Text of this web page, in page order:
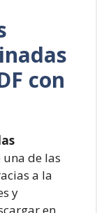
con
una de las
a la
y